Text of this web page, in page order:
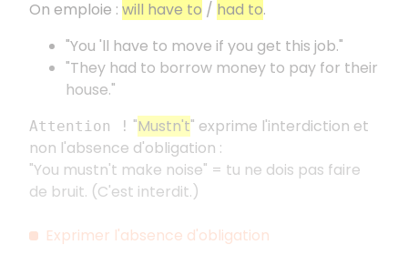
On emploie : will have to / had to.
"You 'll have to move if you get this job."
"They had to borrow money to pay for their
house."
Attention ! "Mustn't" exprime l'interdiction et
non l'absence d'obligation :
"You mustn't make noise" = tu ne dois pas faire
de bruit. (C'est interdit.)
Exprimer l'absence d'obligation